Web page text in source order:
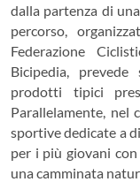
dalla partenza di
percorso,
Federazione
Bicipedia,
prodotti tipici
Parallelamente, nel
sportive dedicate a
per i più giovani
una camminata